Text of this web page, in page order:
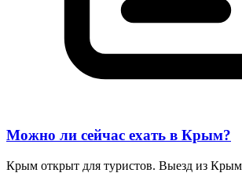
Можно ли сейчас ехать в Крым?
Крым открыт для туристов. Выезд из